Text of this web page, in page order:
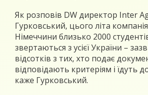
Як розповів DW директор Inter
Гурковський, цього літа
Німеччини близько 2000
звертаються з усієї України –
відсотків з тих, хто подає
відповідають критеріям і їдуть
каже Гурковський.